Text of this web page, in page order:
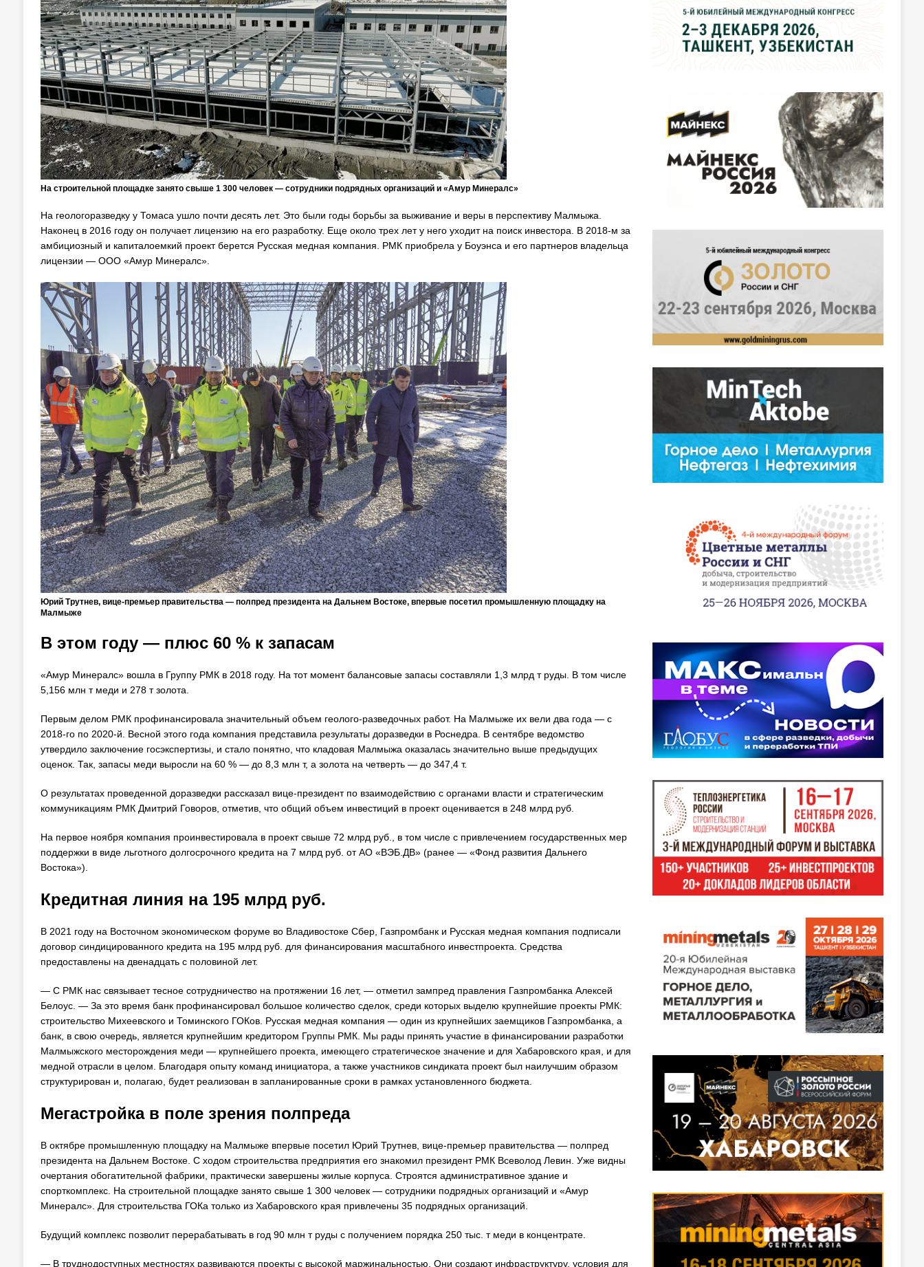
На строительной площадке занято свыше 1 300 человек — сотрудники подрядных организаций и «Амур Минералс»
На геологоразведку у Томаса ушло почти десять лет. Это были годы борьбы за выживание и веры в перспективу Малмыжа.
Наконец в 2016 году он получает лицензию на его разработку. Еще около трех лет у него уходит на поиск инвестора. В 2018-м за
амбициозный и капиталоемкий проект берется Русская медная компания. РМК приобрела у Боуэнса и его партнеров владельца
лицензии — ООО «Амур Минералс».
Юрий Трутнев, вице-премьер правительства — полпред президента на Дальнем Востоке, впервые посетил промышленную площадку на
Малмыже
В этом году — плюс 60 % к запасам
«Амур Минералс» вошла в Группу РМК в 2018 году. На тот момент балансовые запасы составляли 1,3 млрд т руды. В том числе
5,156 млн т меди и 278 т золота.
Первым делом РМК профинансировала значительный объем геолого-разведочных работ. На Малмыже их вели два года — с
2018-го по 2020-й. Весной этого года компания представила результаты доразведки в Роснедра. В сентябре ведомство
утвердило заключение госэкспертизы, и стало понятно, что кладовая Малмыжа оказалась значительно выше предыдущих
оценок. Так, запасы меди выросли на 60 % — до 8,3 млн т, а золота на четверть — до 347,4 т.
О результатах проведенной доразведки рассказал вице-президент по взаимодействию с органами власти и стратегическим
коммуникациям РМК Дмитрий Говоров, отметив, что общий объем инвестиций в проект оценивается в 248 млрд руб.
На первое ноября компания проинвестировала в проект свыше 72 млрд руб., в том числе с привлечением государственных мер
поддержки в виде льготного долгосрочного кредита на 7 млрд руб. от АО «ВЭБ.ДВ» (ранее — «Фонд развития Дальнего
Востока»).
Кредитная линия на 195 млрд руб.
В 2021 году на Восточном экономическом форуме во Владивостоке Сбер, Газпромбанк и Русская медная компания подписали
договор синдицированного кредита на 195 млрд руб. для финансирования масштабного инвестпроекта. Средства
предоставлены на двенадцать с половиной лет.
— С РМК нас связывает тесное сотрудничество на протяжении 16 лет, — отметил зампред правления Газпромбанка Алексей
Белоус. — За это время банк профинансировал большое количество сделок, среди которых выделю крупнейшие проекты РМК:
строительство Михеевского и Томинского ГОКов. Русская медная компания — один из крупнейших заемщиков Газпромбанка, а
банк, в свою очередь, является крупнейшим кредитором Группы РМК. Мы рады принять участие в финансировании разработки
Малмыжского месторождения меди — крупнейшего проекта, имеющего стратегическое значение и для Хабаровского края, и для
медной отрасли в целом. Благодаря опыту команд инициатора, а также участников синдиката проект был наилучшим образом
структурирован и, полагаю, будет реализован в запланированные сроки в рамках установленного бюджета.
Мегастройка в поле зрения полпреда
В октябре промышленную площадку на Малмыже впервые посетил Юрий Трутнев, вице-премьер правительства — полпред
президента на Дальнем Востоке. С ходом строительства предприятия его знакомил президент РМК Всеволод Левин. Уже видны
очертания обогатительной фабрики, практически завершены жилые корпуса. Строятся административное здание и
спорткомплекс. На строительной площадке занято свыше 1 300 человек — сотрудники подрядных организаций и «Амур
Минералс». Для строительства ГОКа только из Хабаровского края привлечены 35 подрядных организаций.
Будущий комплекс позволит перерабатывать в год 90 млн т руды с получением порядка 250 тыс. т меди в концентрате.
— В труднодоступных местностях развиваются проекты с высокой маржинальностью. Они создают инфраструктуру, условия для